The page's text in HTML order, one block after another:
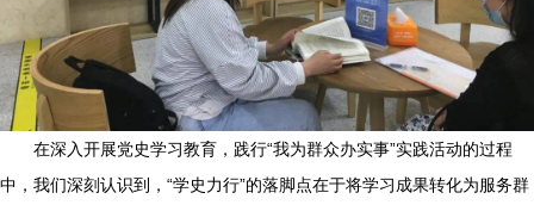
在深入开展党史学习教育，践行“我为群众办实事”实践活动的过程
中，我们深刻认识到，“学史力行”的落脚点在于将学习成果转化为服务群